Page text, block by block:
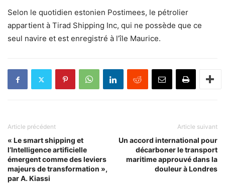
Selon le quotidien estonien Postimees, le pétrolier
appartient à Tirad Shipping Inc, qui ne possède que ce
seul navire et est enregistré à l’île Maurice.
Article précédent
« Le smart shipping et
l’Intelligence artificielle
émergent comme des leviers
majeurs de transformation »,
par A. Kiassi
Article suivant
Un accord international pour
décarboner le transport
maritime approuvé dans la
douleur à Londres